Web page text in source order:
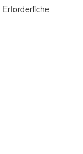
Erforderliche